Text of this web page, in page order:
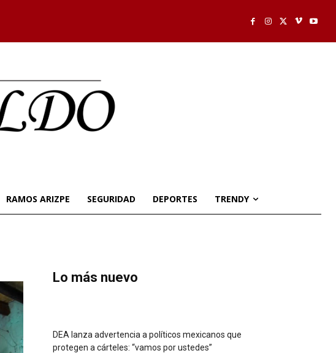
RAMOS ARIZPE SEGURIDAD DEPORTES TRENDY
Lo más nuevo
DEA lanza advertencia a políticos mexicanos que
protegen a cárteles: “vamos por ustedes”